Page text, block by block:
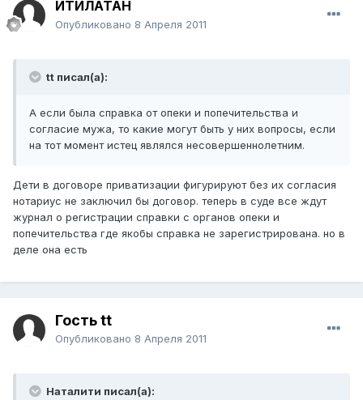
ИТИЛАТАН
Опубликовано 8 Апреля 2011
tt писал(а):
А если была справка от опеки и попечительства и
согласие мужа, то какие могут быть у них вопросы, если
на тот момент истец являлся несовершеннолетним.
Дети в договоре приватизации фигурируют без их согласия
нотариус не заключил бы договор. теперь в суде все ждут
журнал о регистрации справки с органов опеки и
попечительства где якобы справка не зарегистрирована. но в
деле она есть
Гость tt
Опубликовано 8 Апреля 2011
Наталити писал(а):